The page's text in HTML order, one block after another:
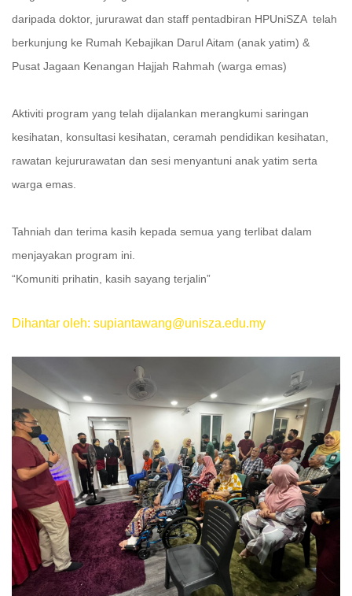
daripada doktor, jururawat dan staff pentadbiran HPUniSZA telah
berkunjung ke Rumah Kebajikan Darul Aitam (anak yatim) &
Pusat Jagaan Kenangan Hajjah Rahmah (warga emas)
Aktiviti program yang telah dijalankan merangkumi saringan
kesihatan, konsultasi kesihatan, ceramah pendidikan kesihatan,
rawatan kejururawatan dan sesi menyantuni anak yatim serta
warga emas.
Tahniah dan terima kasih kepada semua yang terlibat dalam
menjayakan program ini.
“Komuniti prihatin, kasih sayang terjalin”
Dihantar oleh: supiantawang@unisza.edu.my